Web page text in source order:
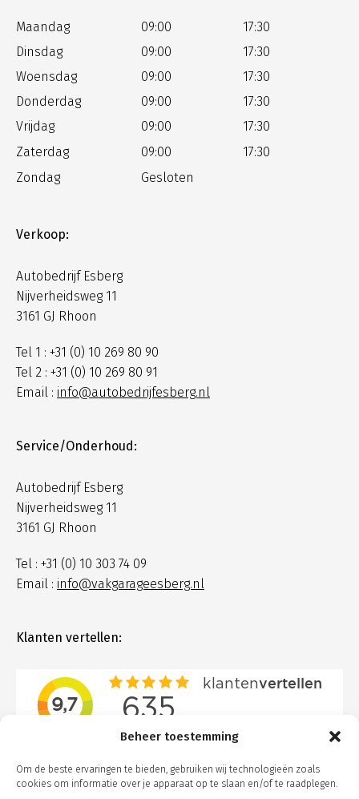
Beheer toestemming
Om de beste ervaringen te bieden, gebruiken wij technologieën zoals
cookies om informatie over je apparaat op te slaan en/of te raadplegen.
Maandag 09:00
17:30
Dinsdag
09:00
17:30
Woensdag
09:00
17:30
Donderdag
09:00
17:30
Vrijdag
09:00
17:30
Zaterdag
09:00
17:30
Zondag
Gesloten
Verkoop:
Autobedrijf Esberg
Nijverheidsweg 11
3161 GJ Rhoon
Tel 1 : +31 (0) 10 269 80 90
Tel 2 : +31 (0) 10 269 80 91
Email : info@autobedrijfesberg.nl
Service/Onderhoud:
Autobedrijf Esberg
Nijverheidsweg 11
3161 GJ Rhoon
Tel : +31 (0) 10 303 74 09
Email : info@vakgarageesberg.nl
Klanten vertellen: